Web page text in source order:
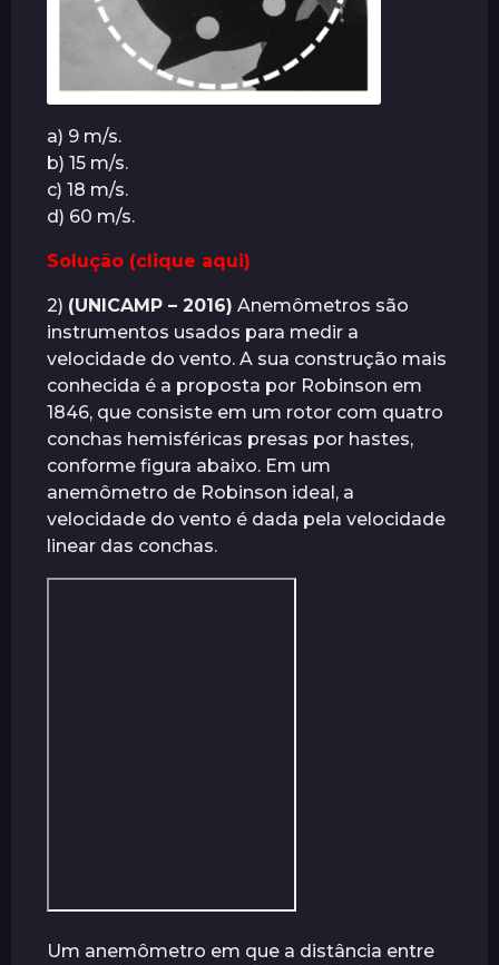
a) 9 m/s.
b) 15 m/s.
c) 18 m/s.
d) 60 m/s.
Solução (clique aqui)
2) (UNICAMP – 2016) Anemômetros são
instrumentos usados para medir a
velocidade do vento. A sua construção mais
conhecida é a proposta por Robinson em
1846, que consiste em um rotor com quatro
conchas hemisféricas presas por hastes,
conforme figura abaixo. Em um
anemômetro de Robinson ideal, a
velocidade do vento é dada pela velocidade
linear das conchas.
Um anemômetro em que a distância entre